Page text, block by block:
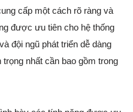
cấp một cách rõ ràng và
được ưu tiên cho hệ thống
đội ngũ phát triển dễ dàng
nhất cần bao gồm trong